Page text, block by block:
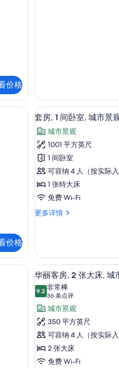
价格
的
所
有
照
片
景
更
多
信
息
价格
显
示
套
房,
间
卧
室,
城
观
的
所
有
照
片
6
套房, 1 间卧室, 城市景
城市景观
1001 平方英尺
1 间卧室
可容纳 4 人（按实际入
1 张特大床
免费 Wi-Fi
更多详情
套
室,
城
市
景
观
更
多
信
息
碍 | 起居区 | 液晶电视
显
示
华
丽
客
房,
2
张
4
华丽客房, 2 张大床, 城
9.29.2 分，满分 10 分
非常棒
36 条点评
(36
条
点
评)
城市景观
350 平方英尺
可容纳 4 人（按实际入
2 张大床
免费 Wi-Fi